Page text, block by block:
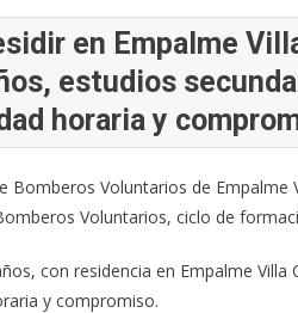
en Empalme
estudios
horaria y
Bomberos Voluntarios de Empalme
Voluntarios, ciclo de
con residencia en Empalme
y compromiso.